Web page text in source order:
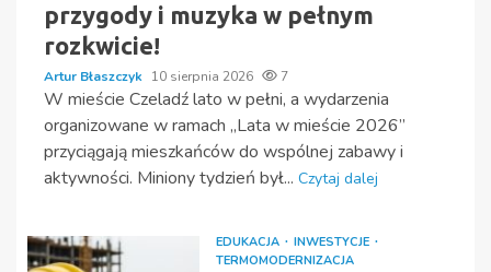
przygody i muzyka w pełnym
rozkwicie!
Artur Błaszczyk 10 sierpnia 2026 7
W mieście Czeladź lato w pełni, a wydarzenia
organizowane w ramach „Lata w mieście 2026”
przyciągają mieszkańców do wspólnej zabawy i
aktywności. Miniony tydzień był... Czytaj dalej
EDUKACJA
INWESTYCJE
TERMOMODERNIZACJA